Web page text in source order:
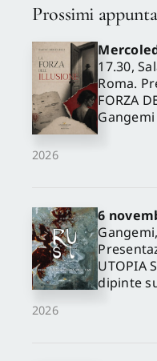
Prossimi
2026
17.30,
Roma.
FORZA
2026
6
UTOPIA
dipinte